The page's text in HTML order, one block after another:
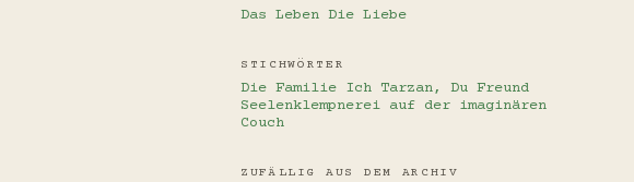
Das Leben Die Liebe
STICHWÖRTER
Die Familie Ich Tarzan, Du Freund
Seelenklempnerei auf der imaginären
Couch
ZUFÄLLIG AUS DEM ARCHIV